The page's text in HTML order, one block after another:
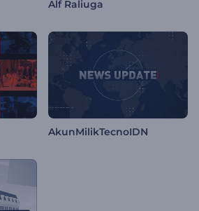
Alf Raliuga
AkunMilikTecnoIDN